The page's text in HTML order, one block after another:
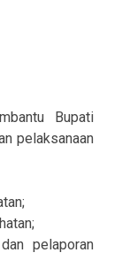
Bupati
pelaksanaan
pelaporan